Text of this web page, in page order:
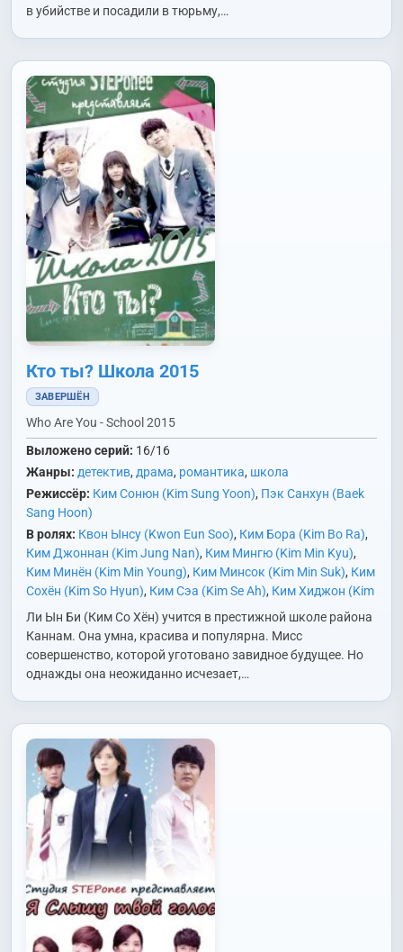
в убийстве и посадили в тюрьму,…
Кто ты? Школа 2015
ЗАВЕРШЁН
Who Are You - School 2015
Выложено серий: 16/16
Жанры: детектив, драма, романтика, школа
Режиссёр: Ким Сонюн (Kim Sung Yoon), Пэк Санхун (Baek
Sang Hoon)
В ролях: Квон Ынсу (Kwon Eun Soo), Ким Бора (Kim Bo Ra),
Ким Джоннан (Kim Jung Nan), Ким Мингю (Kim Min Kyu),
Ким Минён (Kim Min Young), Ким Минсок (Kim Min Suk), Ким
Сохён (Kim So Hyun), Ким Сэа (Kim Se Ah), Ким Хиджон (Kim
Hee Jung)
,Ли Джингвон (Lee Jin Kwon)
Ли Джонын (Lee
Jeong Eun)
Ли Джэин (Lee Jae In) Ли Дэвид (Lee David)
Дэён (Lee Dae Yeon)
,Ли Канмин (Lee Kang Min)
Ли Пильмо
(Lee Pil Mo)
Ли Сивон (Lee Si Won)
Ли Сынхо (Lee Seung
Чхохи (Lee Cho Hee),Нам Джухёк (Nam Joo Hyuk),О Юнхон
(Oh Yoon Hong),Пак Асон (Park Ah Sung),Пак Тусик (Park
Doo Shik),Пак Хванхи (Park Hwan Hee)
Jung Geun),Хан Сонюн (Han Sung Yun)
Sub),Чи Хаюн (Ji Ha Yoon),Чо Бёнгю (Cho Byeong Gyu)
Докхён (Jo Duk Hyun) ,Чо Сухян (Jo Soo Hyang)
Джэын (Jung Jae Eun)
Чон Инги (Jung In Gi)
(Jung In Seo),Чон Мисон (Jeon Mi Sun)
Min), Чон Суён (Jung Soo Young)
Чхве Хёын (Choi Hyo Eun)
Сонджэ (Yook Sung Jae)
Ли Ын Би (Ким Со Хён) учится в престижной школе района
Каннам. Она умна, красива и популярна. Мисс
совершенство, которой уготовано завидное будущее. Но
однажды она неожиданно исчезает,…